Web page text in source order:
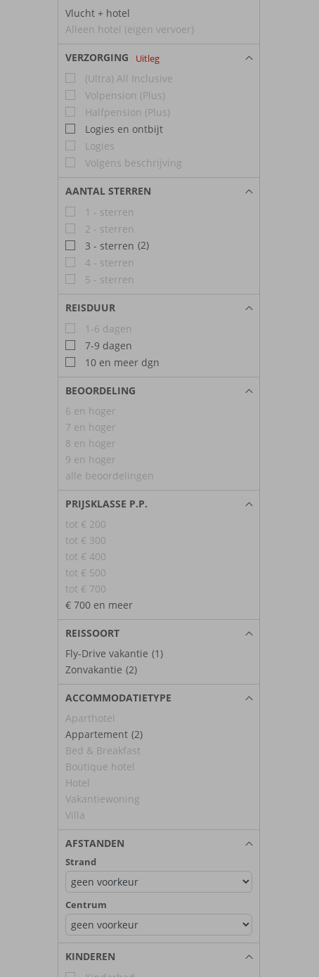
Vlucht + hotel
Alleen hotel (eigen vervoer)
VERZORGING Uitleg
(Ultra) All Inclusive
Volpension (Plus)
Halfpension (Plus)
Logies en ontbijt
Logies
Volgens beschrijving
AANTAL STERREN
1 - sterren
2 - sterren
3 - sterren (2)
4 - sterren
5 - sterren
REISDUUR
1-6 dagen
7-9 dagen
10 en meer dgn
BEOORDELING
6 en hoger
7 en hoger
8 en hoger
9 en hoger
alle beoordelingen
PRIJSKLASSE P.P.
tot € 200
tot € 300
tot € 400
tot € 500
tot € 700
€ 700 en meer
REISSOORT
Fly-Drive vakantie (1)
Zonvakantie (2)
ACCOMMODATIETYPE
Aparthotel
Appartement (2)
Bed & Breakfast
Boutique hotel
Hotel
Vakantiewoning
Villa
AFSTANDEN
Strand
Centrum
KINDEREN